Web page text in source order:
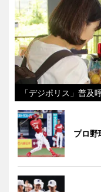
「デジポリス」普及
プロ